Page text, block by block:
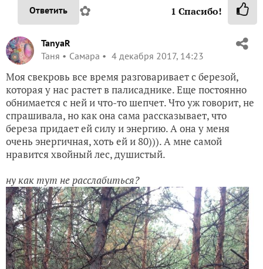
Ответить ✿ 1 Спасибо!
TanyaR
Таня
Самара 4 декабря 2017, 14:23
Моя свекровь все время разговаривает с березой,
которая у нас растет в палисаднике. Еще постоянно
обнимается с ней и что-то шепчет. Что уж говорит, не
спрашивала, но как она сама рассказывает, что
береза придает ей силу и энергию. А она у меня
очень энергичная, хоть ей и 80))). А мне самой
нравится хвойный лес, душистый.
ну как тут не расслабиться?